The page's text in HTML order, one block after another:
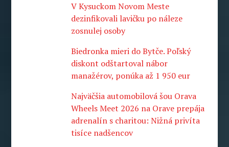
V Kysuckom Novom Meste
dezinfikovali lavičku po náleze
zosnulej osoby
Biedronka mieri do Bytče. Poľský
diskont odštartoval nábor
manažérov, ponúka až 1 950 eur
Najväčšia automobilová šou Orava
Wheels Meet 2026 na Orave prepája
adrenalín s charitou: Nižná privíta
tisíce nadšencov